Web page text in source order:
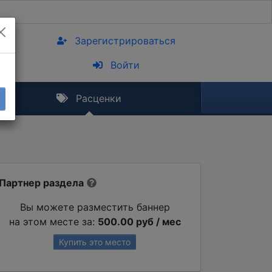
Зарегистрироваться
Войти
Расценки
Партнер раздела
Вы можете разместить баннер
на этом месте за: 500.00 руб / мес
Купить это место